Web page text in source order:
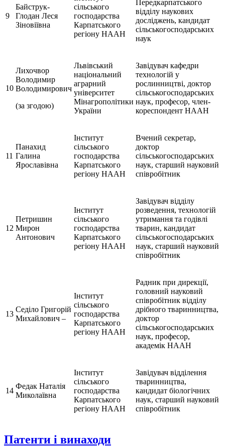
9
Байструк-
Глодан Леся
Зіновіївна
сільського
господарства
Карпатського
регіону НААН
Передкарпатського
відділу наукових
досліджень, кандидат
сільськогосподарських
наук
10
Лихочвор
Володимир
Володимирович
(за згодою)
Львівський
національний
аграрний
університет
Мінагрополітики
України
Завідувач кафедри
технологій у
рослинництві, доктор
сільськогосподарських
наук, професор, член-
кореспондент НААН
11
Панахид
Галина
Ярославівна
Інститут
сільського
господарства
Карпатського
регіону НААН
Вчений секретар,
доктор
сільськогосподарських
наук, старший науковий
співробітник
12
Петришин
Мирон
Антонович
Інститут
сільського
господарства
Карпатського
регіону НААН
Завідувач відділу
розведення, технологій
утримання та годівлі
тварин, кандидат
сільськогосподарських
наук, старший науковий
співробітник
13
Седіло Григорій
Михайлович –
Інститут
сільського
господарства
Карпатського
регіону НААН
Радник при дирекції,
головний науковий
співробітник відділу
дрібного тваринництва,
доктор
сільськогосподарських
наук, професор,
академік НААН
14
Федак Наталія
Миколаївна
Інститут
сільського
господарства
Карпатського
регіону НААН
Завідувач відділення
тваринництва,
кандидат біологічних
наук, старший науковий
співробітник
Патенти і винаходи